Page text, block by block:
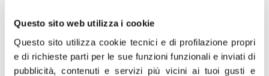
Questo sito web utilizza i cookie
Questo sito utilizza cookie tecnici e di profilazione propri
e di richieste parti per le sue funzioni funzionali e inviati di
pubblicità, contenuti e servizi più vicini ai tuoi gusti e
stampa a sostegno del candidato sindaco Enrico
Michetti. Saranno presenti Matteo Salvini, Giorgia Meloni
e Antonio Tajani.